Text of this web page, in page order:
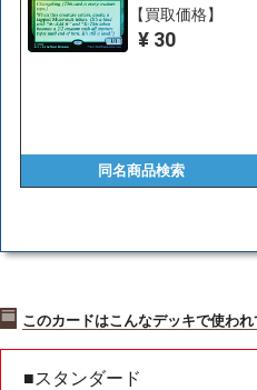
R
【買取価格】
¥ 30
同名商品検索
このカードはこんなデッキで使わ
■スタンダード